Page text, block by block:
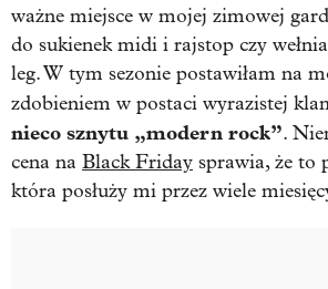
ważne miejsce w mojej zimowej
do sukienek midi i rajstop czy
leg. W tym sezonie postawiłam na
zdobieniem w postaci wyrazistej
nieco sznytu „modern rock”.
cena na Black Friday sprawia, że to
która posłuży mi przez wiele